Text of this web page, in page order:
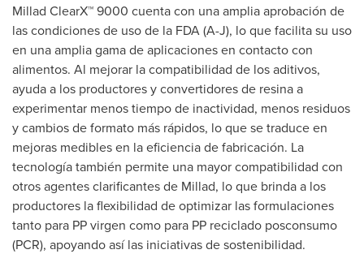
Millad ClearX™ 9000 cuenta con una amplia aprobación de
las condiciones de uso de la FDA (A-J), lo que facilita su uso
en una amplia gama de aplicaciones en contacto con
alimentos. Al mejorar la compatibilidad de los aditivos,
ayuda a los productores y convertidores de resina a
experimentar menos tiempo de inactividad, menos residuos
y cambios de formato más rápidos, lo que se traduce en
mejoras medibles en la eficiencia de fabricación. La
tecnología también permite una mayor compatibilidad con
otros agentes clarificantes de Millad, lo que brinda a los
productores la flexibilidad de optimizar las formulaciones
tanto para PP virgen como para PP reciclado posconsumo
(PCR), apoyando así las iniciativas de sostenibilidad.